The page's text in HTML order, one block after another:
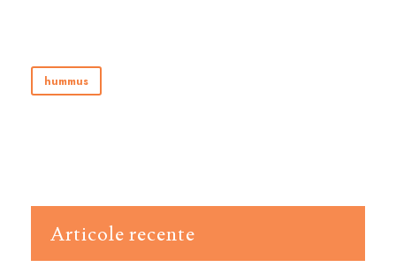
hummus
Articole recente